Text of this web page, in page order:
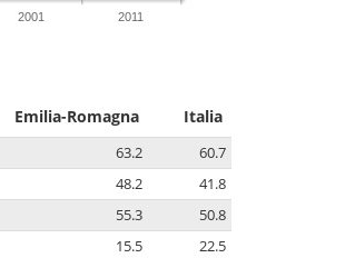
2001 2011
Emilia-Romagna Italia
63.2
60.7
48.2
41.8
55.3
50.8
15.5
22.5